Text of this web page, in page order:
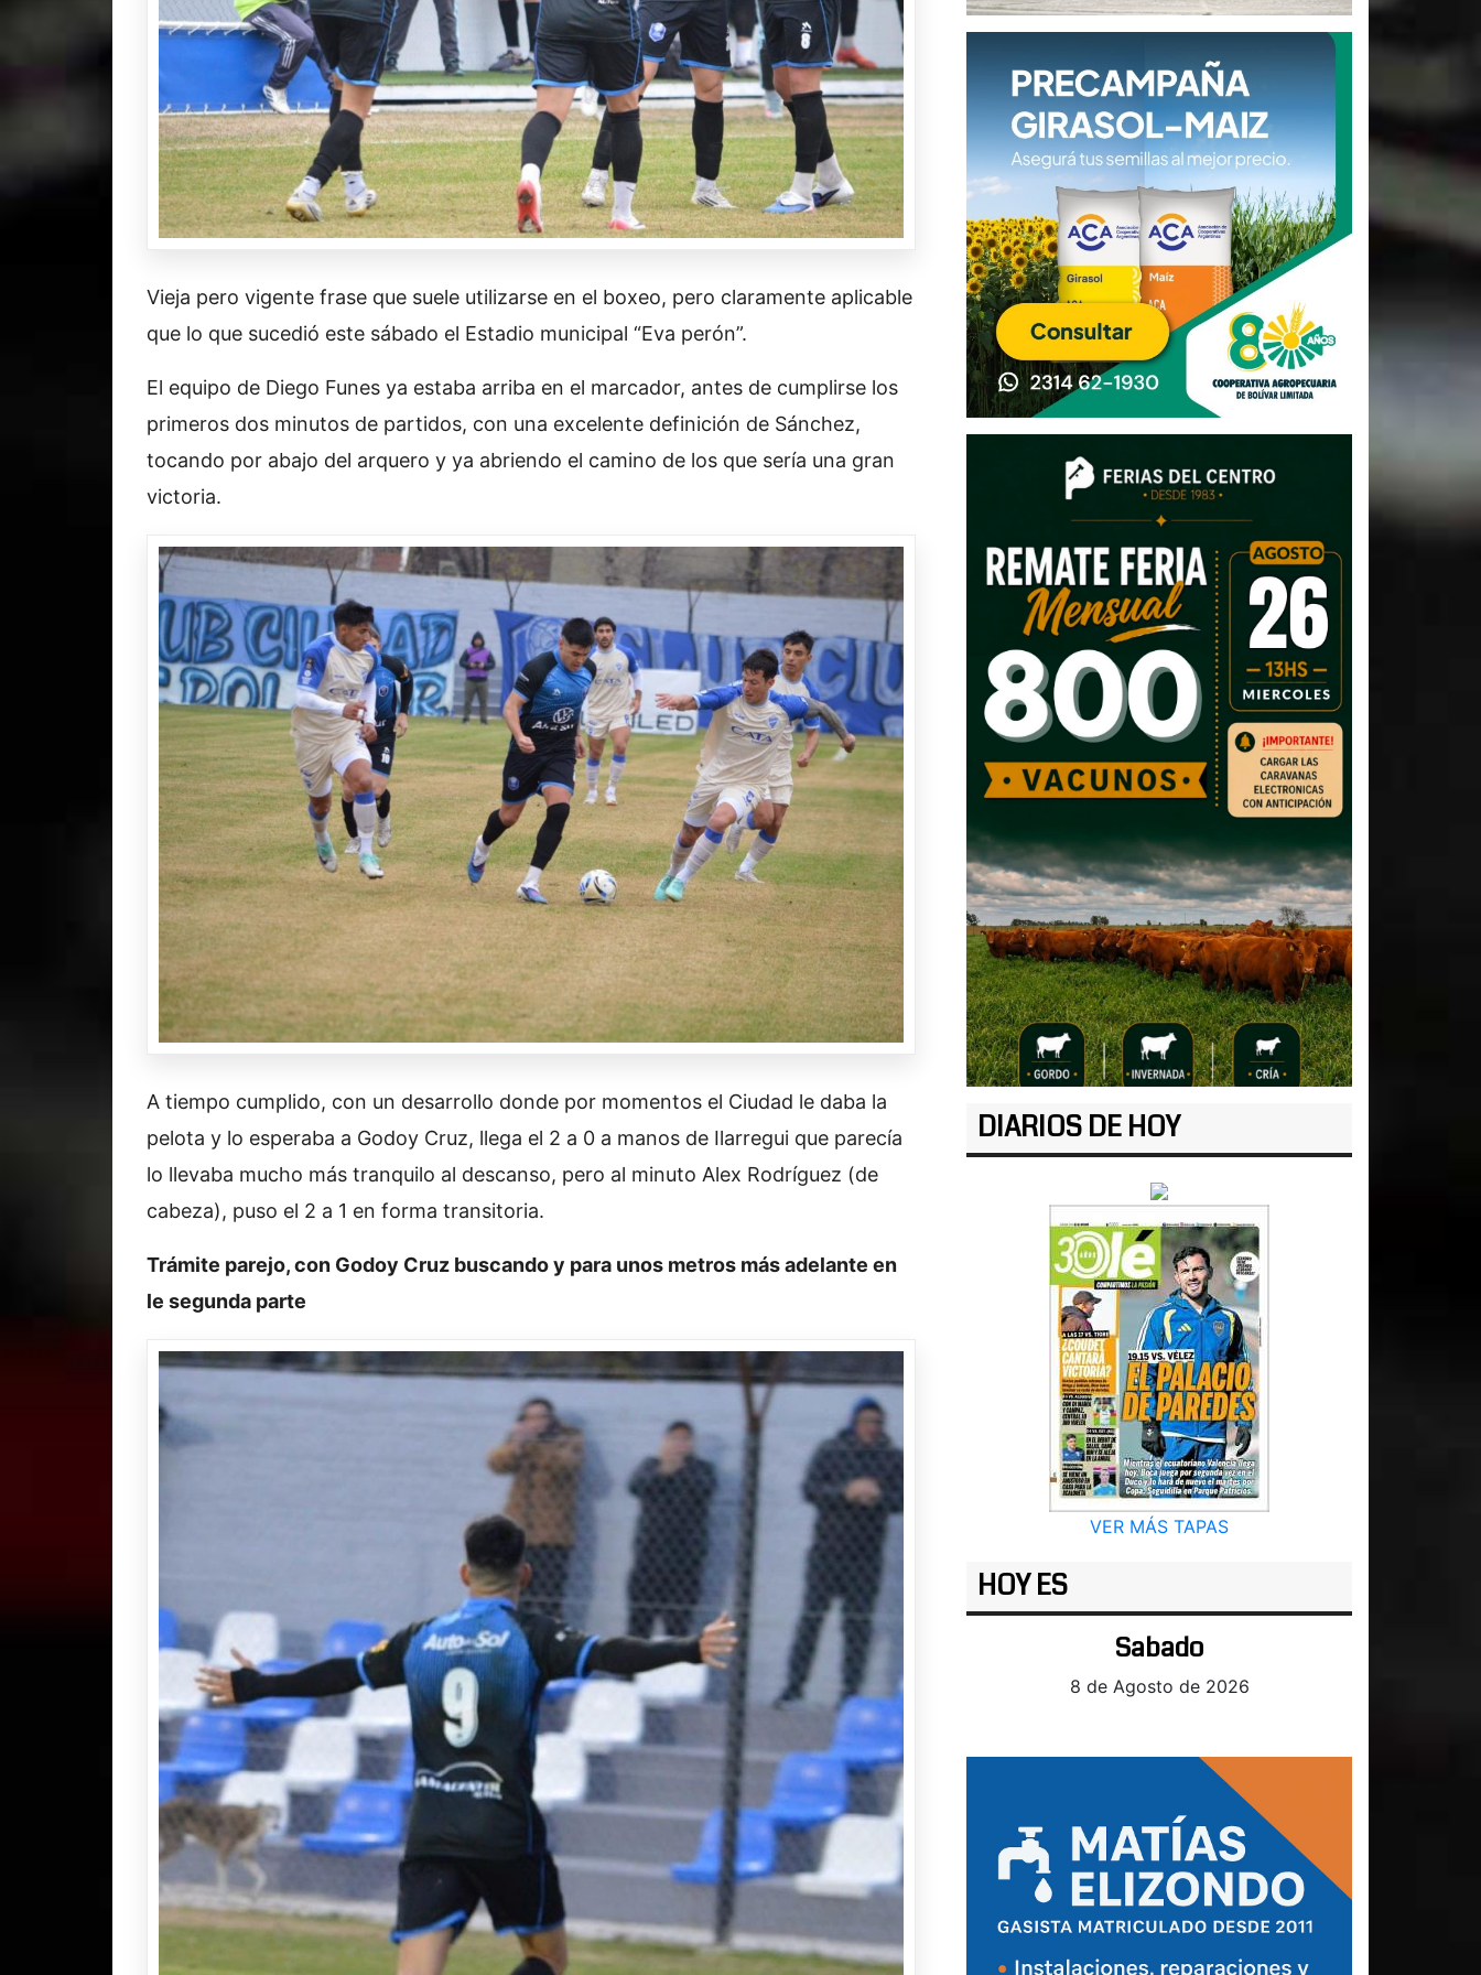
Vieja pero vigente frase que suele utilizarse en el boxeo, pero claramente aplicable
que lo que sucedió este sábado el Estadio municipal “Eva perón”.
El equipo de Diego Funes ya estaba arriba en el marcador, antes de cumplirse los
primeros dos minutos de partidos, con una excelente definición de Sánchez,
tocando por abajo del arquero y ya abriendo el camino de los que sería una gran
victoria.
A tiempo cumplido, con un desarrollo donde por momentos el Ciudad le daba la
pelota y lo esperaba a Godoy Cruz, llega el 2 a 0 a manos de Ilarregui que parecía
lo llevaba mucho más tranquilo al descanso, pero al minuto Alex Rodríguez (de
cabeza), puso el 2 a 1 en forma transitoria.
Trámite parejo, con Godoy Cruz buscando y para unos metros más adelante en
le segunda parte
DIARIOS DE HOY
VER MÁS TAPAS
HOY ES
Sabado
8 de Agosto de 2026